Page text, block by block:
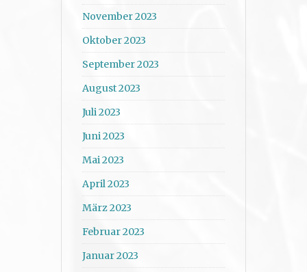
November 2023
Oktober 2023
September 2023
August 2023
Juli 2023
Juni 2023
Mai 2023
April 2023
März 2023
Februar 2023
Januar 2023